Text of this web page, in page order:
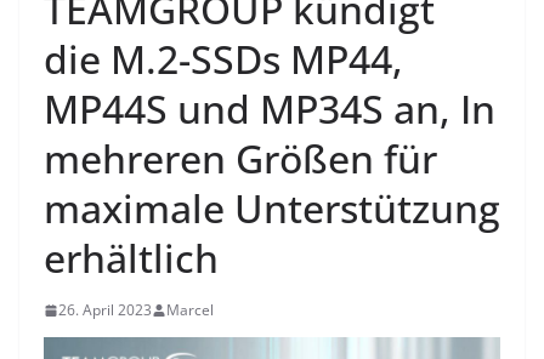
die M.2-SSDs MP44,
MP44S und MP34S an, In
mehreren Größen für
maximale Unterstützung
erhältlich
26. April 2023 Marcel